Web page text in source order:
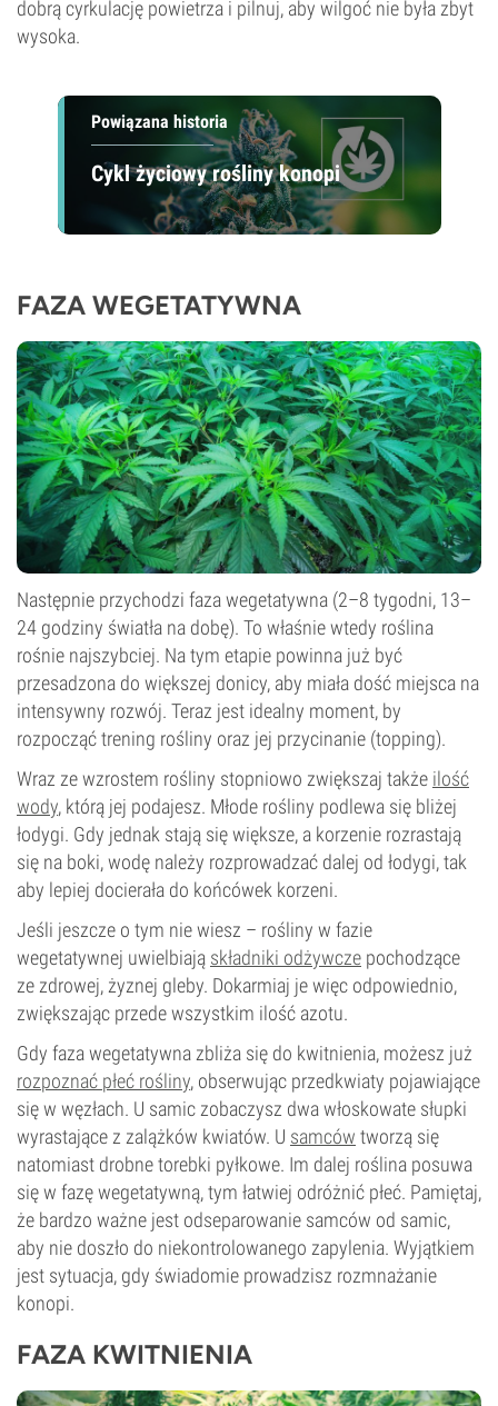
dobrą cyrkulację powietrza i pilnuj, aby wilgoć nie była zbyt
wysoka.
Powiązana historia
Cykl życiowy rośliny konopi
FAZA WEGETATYWNA
Następnie przychodzi faza wegetatywna (2–8 tygodni, 13–
24 godziny światła na dobę). To właśnie wtedy roślina
rośnie najszybciej. Na tym etapie powinna już być
przesadzona do większej donicy, aby miała dość miejsca na
intensywny rozwój. Teraz jest idealny moment, by
rozpocząć trening rośliny oraz jej przycinanie (topping).
Wraz ze wzrostem rośliny stopniowo zwiększaj także ilość
wody, którą jej podajesz. Młode rośliny podlewa się bliżej
łodygi. Gdy jednak stają się większe, a korzenie rozrastają
się na boki, wodę należy rozprowadzać dalej od łodygi, tak
aby lepiej docierała do końcówek korzeni.
Jeśli jeszcze o tym nie wiesz – rośliny w fazie
wegetatywnej uwielbiają składniki odżywcze pochodzące
ze zdrowej, żyznej gleby. Dokarmiaj je więc odpowiednio,
zwiększając przede wszystkim ilość azotu.
Gdy faza wegetatywna zbliża się do kwitnienia, możesz już
rozpoznać płeć rośliny, obserwując przedkwiaty pojawiające
się w węzłach. U samic zobaczysz dwa włoskowate słupki
wyrastające z zalążków kwiatów. U samców tworzą się
natomiast drobne torebki pyłkowe. Im dalej roślina posuwa
się w fazę wegetatywną, tym łatwiej odróżnić płeć. Pamiętaj,
że bardzo ważne jest odseparowanie samców od samic,
aby nie doszło do niekontrolowanego zapylenia. Wyjątkiem
jest sytuacja, gdy świadomie prowadzisz rozmnażanie
konopi.
FAZA KWITNIENIA